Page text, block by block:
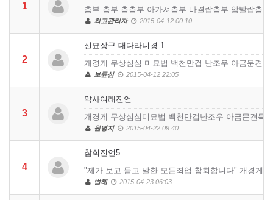
1
츰부 츰부 츰츰부 아가셔츰부 바결랍츰부 암발랍츰
최고관리자 2015-04-12 00:10
2
신묘장구 대다라니경 1
개경게 무상심심 미묘법 백천만겁 난조우 아금문견
보륜심 2015-04-12 22:05
3
약사여래진언
개경게 무상심심미묘법 백천만겁난조우 아금문견
원명지 2015-04-22 09:40
4
참회진언5
"제가 보고 듣고 말한 모든죄업 참회합니다" 개경게
법혜 2015-04-23 06:03